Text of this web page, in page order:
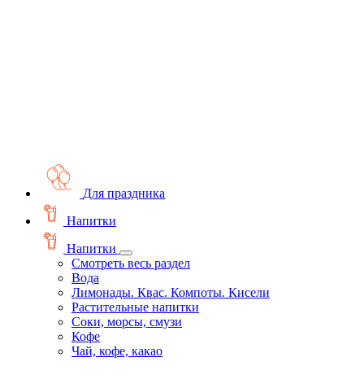
Для праздника
Напитки
Напитки
Смотреть весь раздел
Вода
Лимонады. Квас. Компоты. Кисели
Растительные напитки
Соки, морсы, смузи
Кофе
Чай, кофе, какао